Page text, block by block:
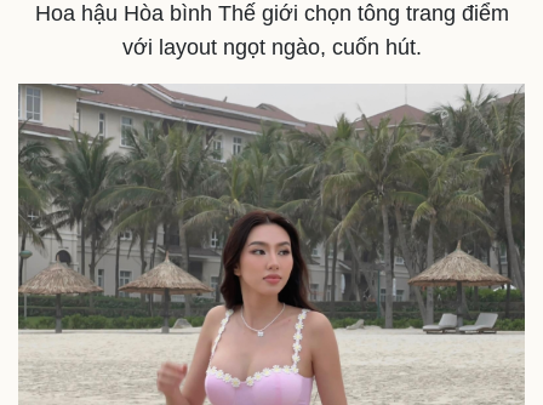
Pháp luật
Vụ án
Tin nóng
Tư vấn luật
Quân sự - Quốc phòng
Vũ khí
Việt Nam
Phân tích
Hoa hậu Hòa bình Thế giới chọn tông trang điểm
với layout ngọt ngào, cuốn hút.